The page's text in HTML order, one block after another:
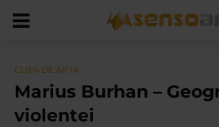
CLIPA DE ARTA
Marius Burhan –
violentei